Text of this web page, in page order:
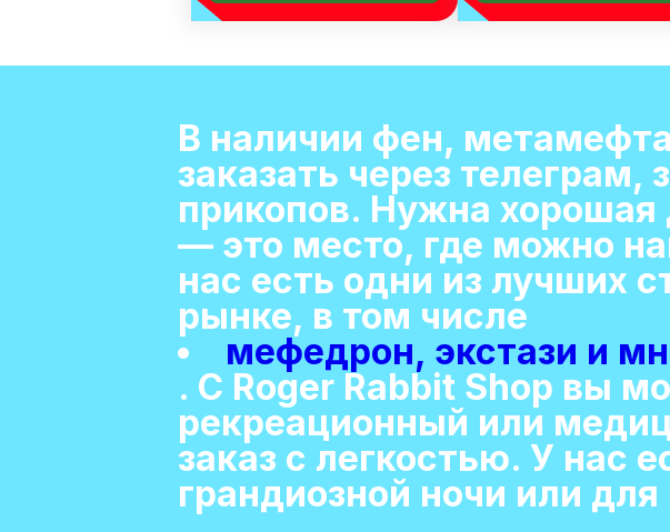
В наличии фен,
заказать через телеграм,
прикопов. Нужна хорошая
— это место, где можно
нас есть одни из лучших
рынке, в том числе
мефедрон, экстази и
. С Roger Rabbit Shop вы
рекреационный или
заказ с легкостью. У нас
грандиозной ночи или